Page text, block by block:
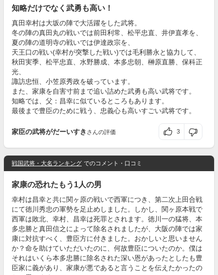
知略だけでなく武勇も高い！
真田幸村は大坂の陣で大活躍をした武将。
冬の陣の真田丸の戦いでは前田利常、松平忠直、井伊直孝を、
夏の陣の道明寺の戦いでは伊達政宗を、
天王口の戦い(幸村が突撃した戦い)では毛利勝永と協力して、
秋田実季、松平忠直、水野勝成、本多忠朝、榊原直勝、保科正
光、
諏訪忠恒、小笠原秀政を破っています。
また、家康を自害寸前まで追い詰めた武勇も高い武将です。
知略では、父：昌幸に似ているところもあります。
最後まで豊臣のために戦う、忠義心も高いすごい武将です。
家臣の武将がだーいすき さんの評価 3
戦国武将・大名ランキング でのコメント・口コミ
家康の恐れたもう1人の男
幸村は昌幸と共に関ヶ原の戦いで西軍につき、第二次上田合戦
にて徳川秀忠の軍勢を足止めしました。しかし、関ヶ原本戦で
西軍は敗北、幸村、昌幸は死罪とされます。徳川一の猛将、本
多忠勝と真田信之によって除名されましたが、大阪の陣では家
康に対抗すべく、豊臣方に付きました。おかしいと思いません
か？命を助けていただいたのに、何故豊臣についたのか。僕は
それはいくら本多忠勝に除名された深い恩があったとしたも豊
臣家に義があり、家康が悪であると言うことを伝えたかったの